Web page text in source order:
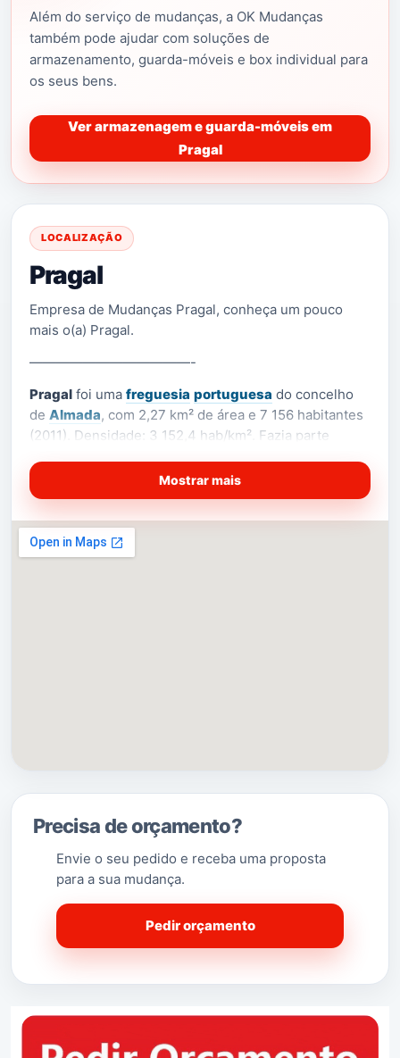
Além do serviço de mudanças, a OK Mudanças
também pode ajudar com soluções de
armazenamento, guarda-móveis e box individual para
os seus bens.
Ver armazenagem e guarda-móveis em
Pragal
LOCALIZAÇÃO
Pragal
Empresa de Mudanças Pragal, conheça um pouco
mais o(a) Pragal.
————————————-
Pragal foi uma freguesia portuguesa do concelho
de Almada, com 2,27 km² de área e 7 156 habitantes
(2011). Densidade: 3 152,4 hab/km². Fazia parte
Foi extinta em 2013, no âmbito de uma reforma
freguesias deAlmada
para formar uma nova freguesia denominada
Mostrar mais
Precisa de orçamento?
Envie o seu pedido e receba uma proposta
para a sua mudança.
Pedir orçamento